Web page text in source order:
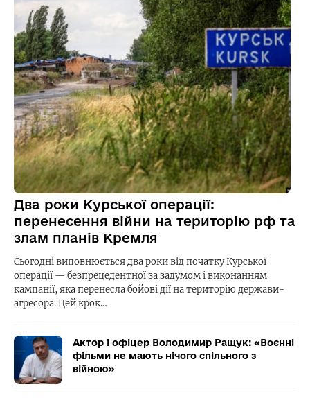
Два роки Курської операції:
перенесення війни на територію рф та
злам планів Кремля
Сьогодні виповнюється два роки від початку Курської
операції — безпрецедентної за задумом і виконанням
кампанії, яка перенесла бойові дії на територію держави-
агресора. Цей крок…
Актор і офіцер Володимир Ращук: «Воєнні
фільми не мають нічого спільного з
війною»